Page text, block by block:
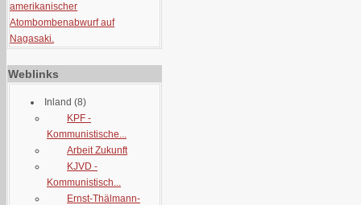
amerikanischer
Atombombenabwurf auf
Nagasaki.
Weblinks
Inland (8)
KPF -
Kommunistische...
Arbeit Zukunft
KJVD -
Kommunistisch...
Ernst-Thälmann-